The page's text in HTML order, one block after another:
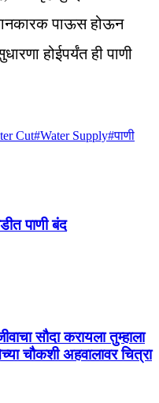
पाऊस होऊन
होईपर्यंत ही पाणी
Cut#Water Supply#पाणी
पाणी बंद
सौदा करायला तुम्हाला
चौकशी अहवालावर चित्रा